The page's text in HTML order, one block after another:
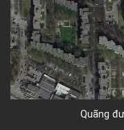
Quãng